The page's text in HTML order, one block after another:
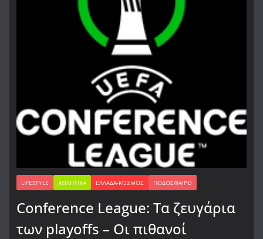
LIFESTYLE ΑΘΛΗΤΙΚΆ ΕΛΛΆΔΑ-ΚΌΣΜΟΣ ΠΟΔΌΣΦΑΙΡΟ
Conference League: Τα ζευγάρια
των playoffs – Οι πιθανοί